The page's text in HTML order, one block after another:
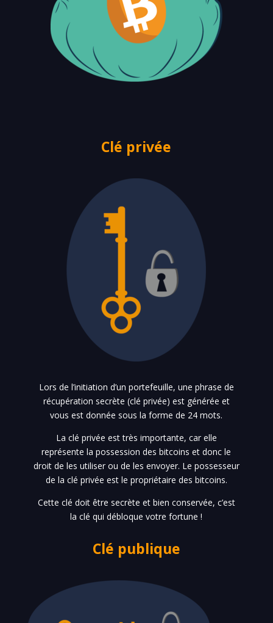
Clé privée
Lors de l’initiation d’un portefeuille, une phrase de
récupération secrète (clé privée) est générée et
vous est donnée sous la forme de 24 mots.
La clé privée est très importante, car elle
représente la possession des bitcoins et donc le
droit de les utiliser ou de les envoyer. Le possesseur
de la clé privée est le propriétaire des bitcoins.
Cette clé doit être secrète et bien conservée, c’est
la clé qui débloque votre fortune !
Clé publique